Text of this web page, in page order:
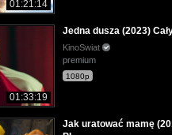
01:21:14
01:33:19
Jedna dusza (2023)
KinoSwiat
premium
1080p
Jak uratować mamę